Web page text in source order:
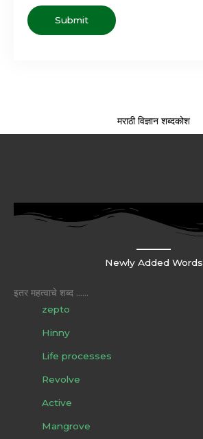
मराठी विज्ञान शब्दकोश
Newly Added Words
इतर महत्वाचे शब्द ……
zepto
Hinny
Life processes
Revolve
Active
Mangrove